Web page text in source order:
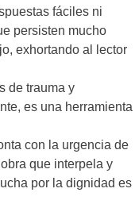
fáciles ni
persisten mucho
exhortando al lector
de trauma y
es una herramienta
con la urgencia de
que interpela y
por la dignidad es